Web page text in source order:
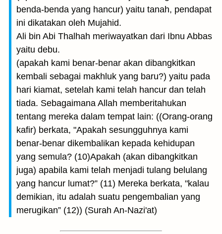
benda-benda yang hancur) yaitu tanah, pendapat
ini dikatakan oleh Mujahid.
Ali bin Abi Thalhah meriwayatkan dari Ibnu Abbas
yaitu debu.
(apakah kami benar-benar akan dibangkitkan
kembali seba­gai makhluk yang baru?) yaitu pada
hari kiamat, setelah kami telah hancur dan telah
tiada. Sebagaimana Allah memberitahukan
tentang mereka dalam tempat lain: ((Orang-orang
kafir) berkata, "Apakah sesungguhnya kami
benar-benar dikembalikan kepada kehidupan
yang semula? (10)Apakah (akan dibangkitkan
juga) apabila kami telah menjadi tulang belulang
yang hancur lumat?” (11) Mereka berkata, "kalau
demikian, itu adalah suatu pengembalian yang
merugikan” (12)) (Surah An-Nazi'at)